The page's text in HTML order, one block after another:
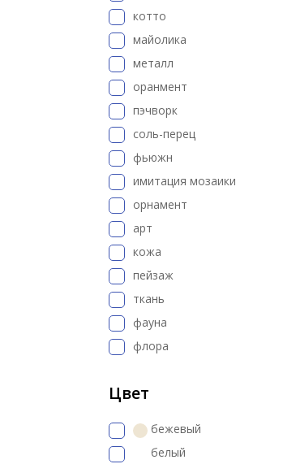
котто
майолика
металл
оранмент
пэчворк
соль-перец
фьюжн
имитация мозаики
орнамент
арт
кожа
пейзаж
ткань
фауна
флора
Цвет
бежевый
белый